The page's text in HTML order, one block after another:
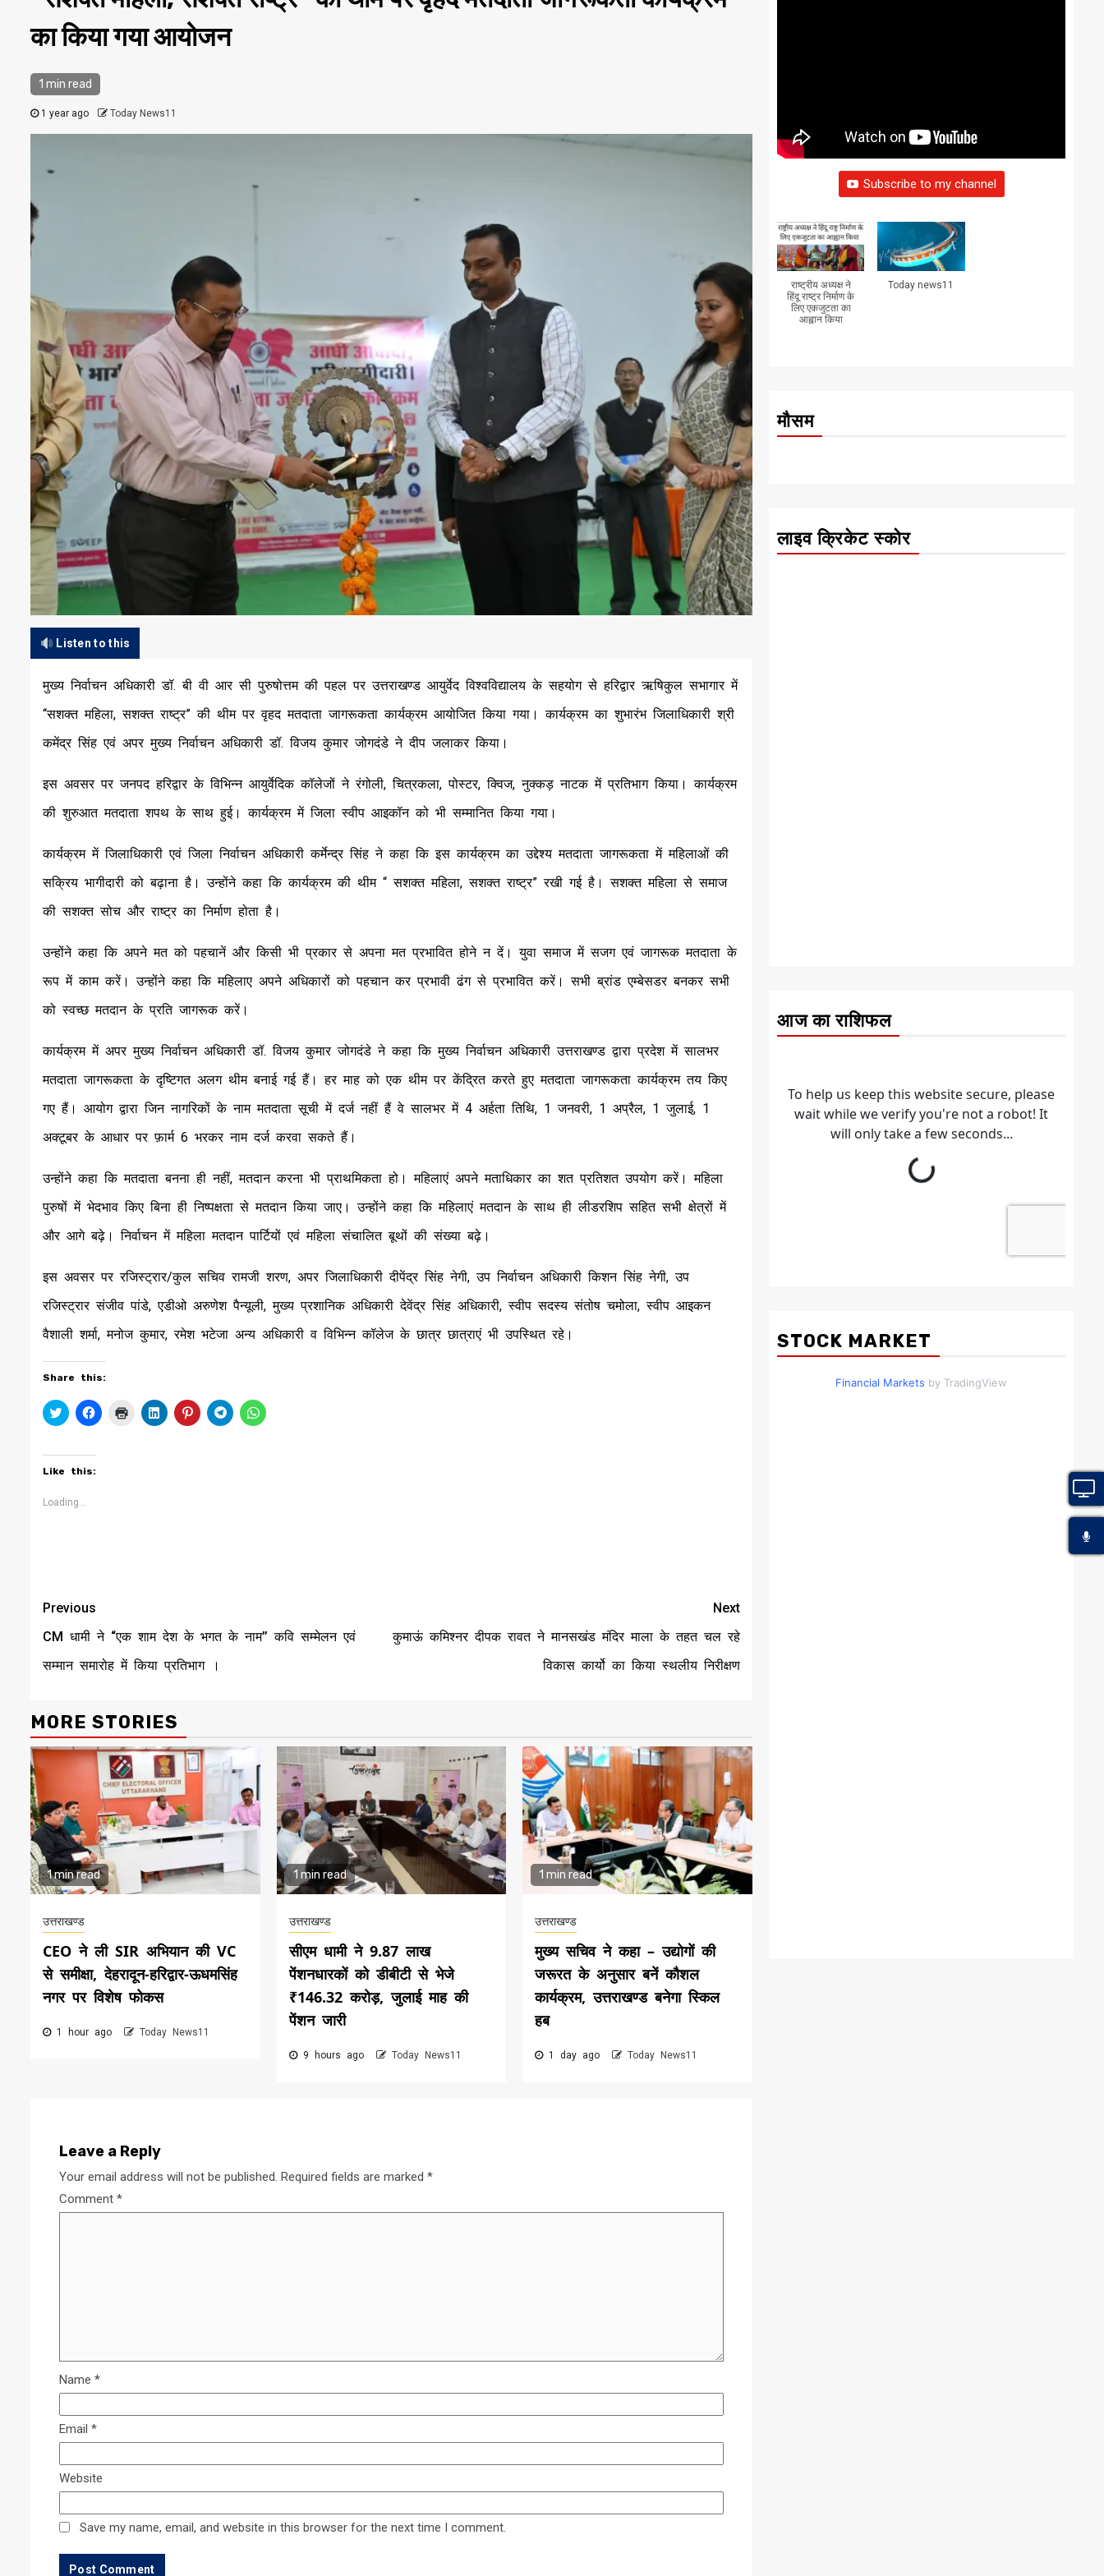
का किया गया आयोजन
1 min read
1 year ago Today News11
Listen to this
मुख्य निर्वाचन अधिकारी डॉ. बी वी आर सी पुरुषोत्तम की पहल पर उत्तराखण्ड आयुर्वेद विश्वविद्यालय के सहयोग से हरिद्वार ऋषिकुल सभागार में
“सशक्त महिला, सशक्त राष्ट्र” की थीम पर वृहद मतदाता जागरूकता कार्यक्रम आयोजित किया गया। कार्यक्रम का शुभारंभ जिलाधिकारी श्री
कमेंद्र सिंह एवं अपर मुख्य निर्वाचन अधिकारी डॉ. विजय कुमार जोगदंडे ने दीप जलाकर किया।
इस अवसर पर जनपद हरिद्वार के विभिन्न आयुर्वेदिक कॉलेजों ने रंगोली, चित्रकला, पोस्टर, क्विज, नुक्कड़ नाटक में प्रतिभाग किया। कार्यक्रम
की शुरुआत मतदाता शपथ के साथ हुई। कार्यक्रम में जिला स्वीप आइकॉन को भी सम्मानित किया गया।
कार्यक्रम में जिलाधिकारी एवं जिला निर्वाचन अधिकारी कर्मेन्द्र सिंह ने कहा कि इस कार्यक्रम का उद्देश्य मतदाता जागरूकता में महिलाओं की
सक्रिय भागीदारी को बढ़ाना है। उन्होंने कहा कि कार्यक्रम की थीम “ सशक्त महिला, सशक्त राष्ट्र” रखी गई है। सशक्त महिला से समाज
की सशक्त सोच और राष्ट्र का निर्माण होता है।
उन्होंने कहा कि अपने मत को पहचानें और किसी भी प्रकार से अपना मत प्रभावित होने न दें। युवा समाज में सजग एवं जागरूक मतदाता के
रूप में काम करें। उन्होंने कहा कि महिलाए अपने अधिकारों को पहचान कर प्रभावी ढंग से प्रभावित करें। सभी ब्रांड एम्बेसडर बनकर सभी
को स्वच्छ मतदान के प्रति जागरूक करें।
कार्यक्रम में अपर मुख्य निर्वाचन अधिकारी डॉ. विजय कुमार जोगदंडे ने कहा कि मुख्य निर्वाचन अधिकारी उत्तराखण्ड द्वारा प्रदेश में सालभर
मतदाता जागरूकता के दृष्टिगत अलग थीम बनाई गई हैं। हर माह को एक थीम पर केंद्रित करते हुए मतदाता जागरूकता कार्यक्रम तय किए
गए हैं। आयोग द्वारा जिन नागरिकों के नाम मतदाता सूची में दर्ज नहीं हैं वे सालभर में 4 अर्हता तिथि, 1 जनवरी, 1 अप्रैल, 1 जुलाई, 1
अक्टूबर के आधार पर फ़ार्म 6 भरकर नाम दर्ज करवा सकते हैं।
उन्होंने कहा कि मतदाता बनना ही नहीं, मतदान करना भी प्राथमिकता हो। महिलाएं अपने मताधिकार का शत प्रतिशत उपयोग करें। महिला
पुरुषों में भेदभाव किए बिना ही निष्पक्षता से मतदान किया जाए। उन्होंने कहा कि महिलाएं मतदान के साथ ही लीडरशिप सहित सभी क्षेत्रों में
और आगे बढ़े। निर्वाचन में महिला मतदान पार्टियों एवं महिला संचालित बूथों की संख्या बढ़े।
इस अवसर पर रजिस्ट्रार/कुल सचिव रामजी शरण, अपर जिलाधिकारी दीपेंद्र सिंह नेगी, उप निर्वाचन अधिकारी किशन सिंह नेगी, उप
रजिस्ट्रार संजीव पांडे, एडीओ अरुणेश पैन्यूली, मुख्य प्रशानिक अधिकारी देवेंद्र सिंह अधिकारी, स्वीप सदस्य संतोष चमोला, स्वीप आइकन
वैशाली शर्मा, मनोज कुमार, रमेश भटेजा अन्य अधिकारी व विभिन्न कॉलेज के छात्र छात्राएं भी उपस्थित रहे।
Share this:
Click
to
Twitter
in
window)
Click
to
Click Click
to
Click
to
Click
to
Click
to
Like this:
Loading...
Continue
Reading
Previous
CM धामी ने “एक शाम देश के भगत के नाम’’ कवि सम्मेलन एवं
सम्मान समारोह में किया प्रतिभाग ।
Next
कुमाऊं कमिश्नर दीपक रावत ने मानसखंड मंदिर माला के तहत चल रहे
विकास कार्यो का किया स्थलीय निरीक्षण
MORE STORIES
1 min read
उत्तराखण्ड
CEO ने ली SIR अभियान की VC
से समीक्षा, देहरादून-हरिद्वार-ऊधमसिंह
नगर पर विशेष फोकस
1 hour ago Today News11
1 min read
उत्तराखण्ड
सीएम धामी ने 9.87 लाख
पेंशनधारकों को डीबीटी से भेजे
₹146.32 करोड़, जुलाई माह की
पेंशन जारी
9 hours ago Today News11
1 min read
उत्तराखण्ड
मुख्य सचिव ने कहा – उद्योगों की
जरूरत के अनुसार बनें कौशल
कार्यक्रम, उत्तराखण्ड बनेगा स्किल
हब
1 day ago Today News11
Leave a Reply
Your email address will not be published. Required fields are marked *
Comment *
Name *
Email *
Website
Save my name, email, and website in this browser for the next time I comment.
Subscribe to my channel
राष्ट्रीय अध्यक्ष ने
हिंदू राष्ट्र निर्माण के
लिए एकजुटता का
आह्वान किया
Today news11
मौसम
लाइव क्रिकेट स्कोर
आज का राशिफल
STOCK MARKET
Financial Markets by TradingView